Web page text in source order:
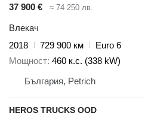
37 900 €
≈ 74 250 лв.
Влекач
2018
729 900 км
Euro 6
Мощност 460 к.с. (338 kW)
България, Petrich
HEROS TRUCKS OOD